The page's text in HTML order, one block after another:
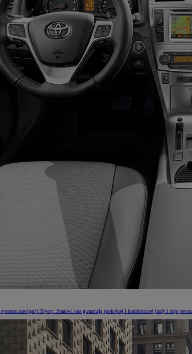
nawigacji Toyoty. Stanowi ona gwarancję spokojnej i komfortowej jazdy i daje